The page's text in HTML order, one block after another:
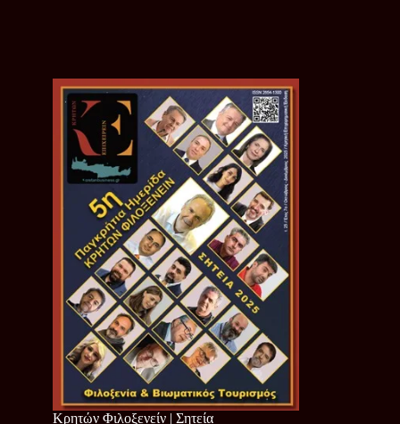
Κρητών Φιλοξενείν | Σητεία